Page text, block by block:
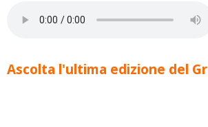
Ascolta l'ultima edizione del Gr